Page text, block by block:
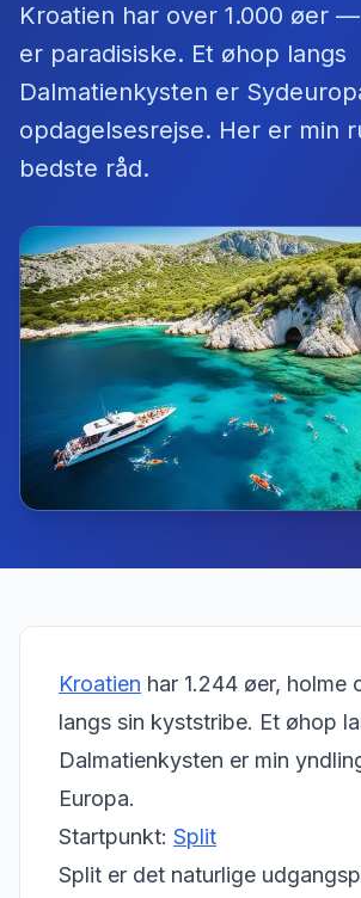
Kroatien har over 1.000 øer
er paradisiske. Et øhop langs
Dalmatienkysten er
opdagelsesrejse. Her er min
bedste råd.
Kroatien har 1.244 øer,
langs sin kyststribe. Et øhop
Dalmatienkysten er min
Europa.
Startpunkt: Split
Split er det naturlige